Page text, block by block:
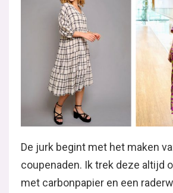
De jurk begint met het maken
coupenaden. Ik trek deze altijd
met carbonpapier en een